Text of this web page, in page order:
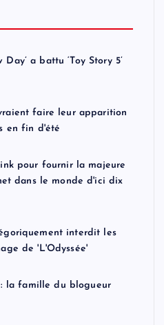
a battu ‘Toy Story 5’
faire leur apparition
en fin d'été
pour fournir la majeure
dans le monde d'ici dix
interdit les
de 'L'Odyssée'
la famille du blogueur